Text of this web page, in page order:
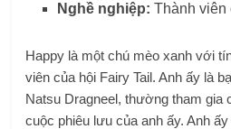
Nghề nghiệp:Thành viên
Happy là một chú mèo xanh với
viên của hội Fairy Tail. Anh ấy là
Natsu Dragneel, thường tham gia
cuộc phiêu lưu của anh ấy. Anh